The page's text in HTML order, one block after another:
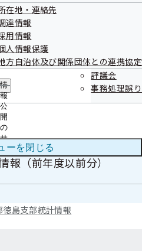
在地・連絡先
達情報
用情報
人情報保護
方自治体及び関係団体との連携協定
情
報
公
開
の
サ
ブ
メ
ニ
評議会
事務処理誤り
ーを閉じる
報（本年度分）
報（前年度以前分）
徳島支部統計情報